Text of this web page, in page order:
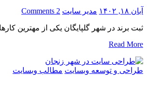
آبان ۱۸, ۱۴۰۲ مدیر سایت 2 Comments
ثبت برند در شهر گلپایگان یکی از مهترین
Read More
طراحی و توسعه وبسایت مطالب وبسایت